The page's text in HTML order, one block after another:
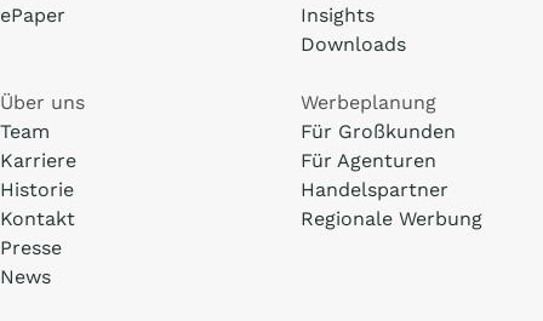
ePaper
Insights
Downloads
Über uns
Team
Karriere
Historie
Kontakt
Presse
News
Werbeplanung
Für Großkunden
Für Agenturen
Handelspartner
Regionale Werbung